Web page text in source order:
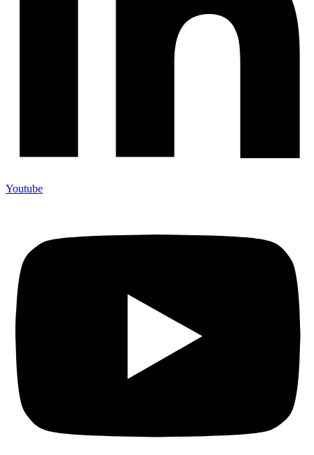
Youtube